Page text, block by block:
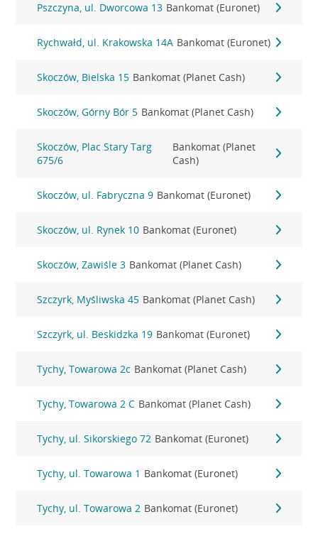
Pszczyna, ul. Dworcowa 13 Bankomat (Euronet)
Rychwałd, ul. Krakowska 14A Bankomat (Euronet)
Skoczów, Bielska 15 Bankomat (Planet Cash)
Skoczów, Górny Bór 5 Bankomat (Planet Cash)
Skoczów, Plac Stary Targ
675/6
Bankomat (Planet
Cash)
Skoczów, ul. Fabryczna 9 Bankomat (Euronet)
Skoczów, ul. Rynek 10 Bankomat (Euronet)
Skoczów, Zawiśle 3 Bankomat (Planet Cash)
Szczyrk, Myśliwska 45 Bankomat (Planet Cash)
Szczyrk, ul. Beskidzka 19 Bankomat (Euronet)
Tychy, Towarowa 2c Bankomat (Planet Cash)
Tychy, Towarowa 2 C Bankomat (Planet Cash)
Tychy, ul. Sikorskiego 72 Bankomat (Euronet)
Tychy, ul. Towarowa 1 Bankomat (Euronet)
Tychy, ul. Towarowa 2 Bankomat (Euronet)